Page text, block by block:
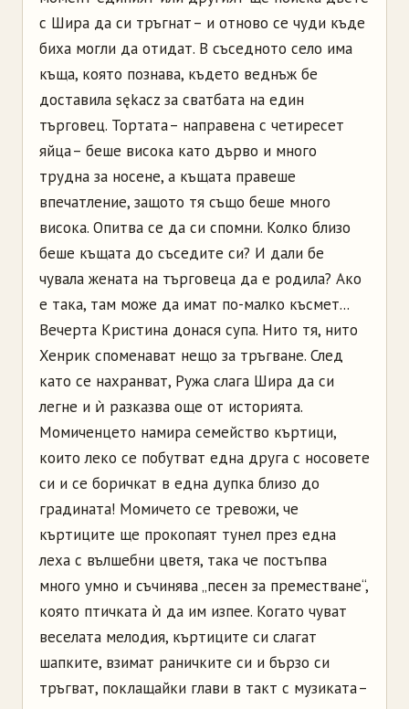
с Шира да си тръгнат – и отново се чуди къде
биха могли да отидат. В съседното село има
къща, която познава, където веднъж бе
доставила sękacz за сватбата на един
търговец. Тортата – направена с четиресет
яйца – беше висока като дърво и много
трудна за носене, а къщата правеше
впечатление, защото тя също беше много
висока. Опитва се да си спомни. Колко близо
беше къщата до съседите си? И дали бе
чувала жената на търговеца да е родила? Ако
е така, там може да имат по-малко късмет...
Вечерта Кристина донася супа. Нито тя, нито
Хенрик споменават нещо за тръгване. След
като се нахранват, Ружа слага Шира да си
легне и ѝ разказва още от историята.
Момиченцето намира семейство къртици,
които леко се побутват една друга с носовете
си и се боричкат в една дупка близо до
градината! Момичето се тревожи, че
къртиците ще прокопаят тунел през една
леха с вълшебни цветя, така че постъпва
много умно и съчинява „песен за преместване“,
която птичката ѝ да им изпее. Когато чуват
веселата мелодия, къртиците си слагат
шапките, взимат раничките си и бързо си
тръгват, поклащайки глави в такт с музиката –